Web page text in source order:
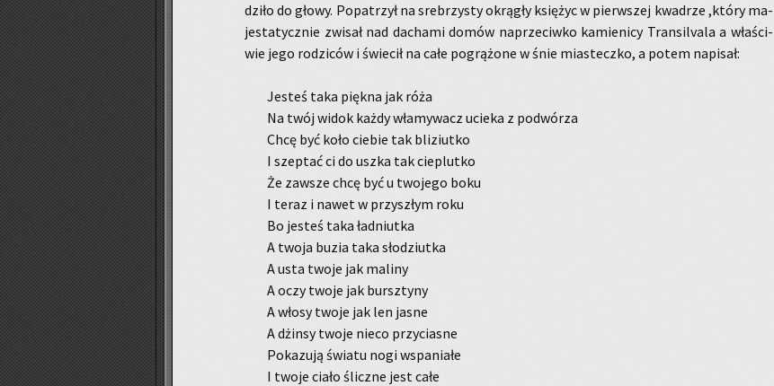
dzi­ło do głowy. Po­pa­trzył na sre­brzy­sty okrą­gły księ­życ w pierw­szej kwa­drze ,który ma­
je­sta­tycz­nie zwi­sał nad da­cha­mi domów na­prze­ciw­ko ka­mie­ni­cy Trans­i­lva­la a wła­ści­
wie jego ro­dzi­ców i świe­cił na całe po­grą­żo­ne w śnie mia­stecz­ko, a potem na­pi­sał:
Je­steś taka pięk­na jak róża
Na twój widok każdy wła­my­wacz ucie­ka z po­dwó­rza
Chcę być koło cie­bie tak bli­ziut­ko
I szep­tać ci do uszka tak cie­plut­ko
Że za­wsze chcę być u two­je­go boku
I teraz i nawet w przy­szłym roku
Bo je­steś taka ład­niut­ka
A twoja buzia taka sło­dziut­ka
A usta twoje jak ma­li­ny
A oczy twoje jak bursz­ty­ny
A włosy twoje jak len jasne
A dżin­sy twoje nieco przy­cia­sne
Po­ka­zu­ją świa­tu nogi wspa­nia­łe
I twoje ciało ślicz­ne jest całe